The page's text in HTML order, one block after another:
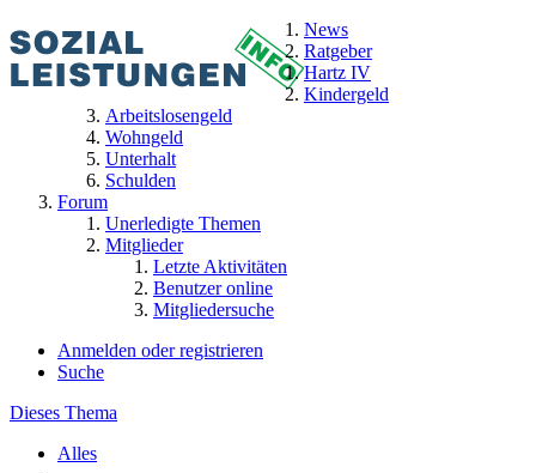
News
Ratgeber
Hartz IV
Kindergeld
Arbeitslosengeld
Wohngeld
Unterhalt
Schulden
Forum
Unerledigte Themen
Mitglieder
Letzte Aktivitäten
Benutzer online
Mitgliedersuche
Anmelden oder registrieren
Suche
Dieses Thema
Alles